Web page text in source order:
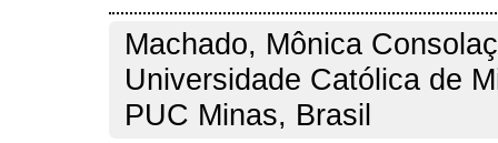
Machado, Mônica
Universidade Católica de
PUC Minas, Brasil